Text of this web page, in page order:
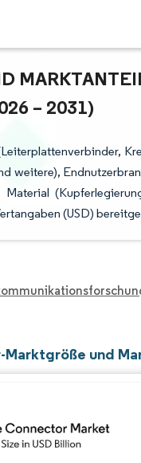
– 2031)
weitere),
(USD)
Marktgröße und